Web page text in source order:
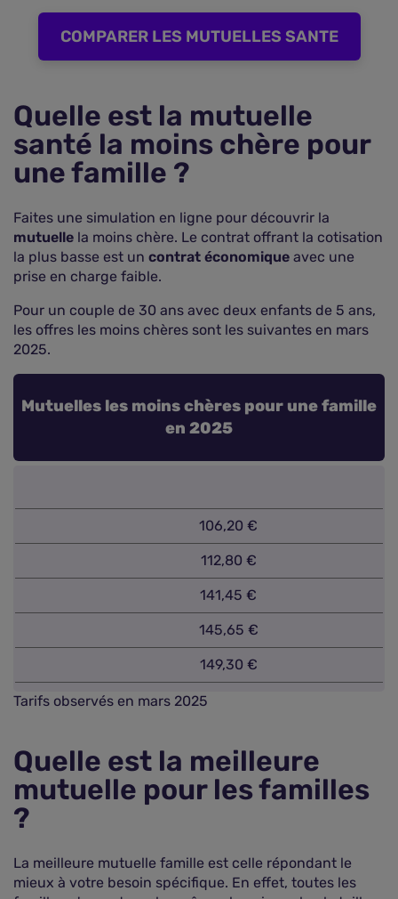
COMPARER LES MUTUELLES SANTE
Quelle est la mutuelle
santé la moins chère pour
une famille ?
Faites une simulation en ligne pour découvrir la
mutuelle la moins chère. Le contrat offrant la cotisation
la plus basse est un contrat économique avec une
prise en charge faible.
Pour un couple de 30 ans avec deux enfants de 5 ans,
les offres les moins chères sont les suivantes en mars
2025.
Mutuelles les moins chères pour une famille
en 2025
106,20 €
112,80 €
141,45 €
145,65 €
149,30 €
Tarifs observés en mars 2025
Quelle est la meilleure
mutuelle pour les familles
?
La meilleure mutuelle famille est celle répondant le
mieux à votre besoin spécifique. En effet, toutes les